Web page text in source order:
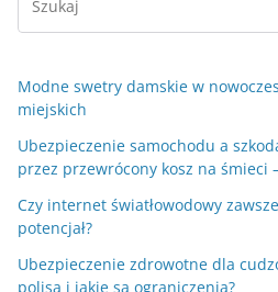
Modne swetry damskie w
miejskich
Ubezpieczenie samochodu a
przez przewrócony kosz na śmieci
Czy internet światłowodowy
potencjał?
Ubezpieczenie zdrowotne dla
polisa i jakie są ograniczenia?